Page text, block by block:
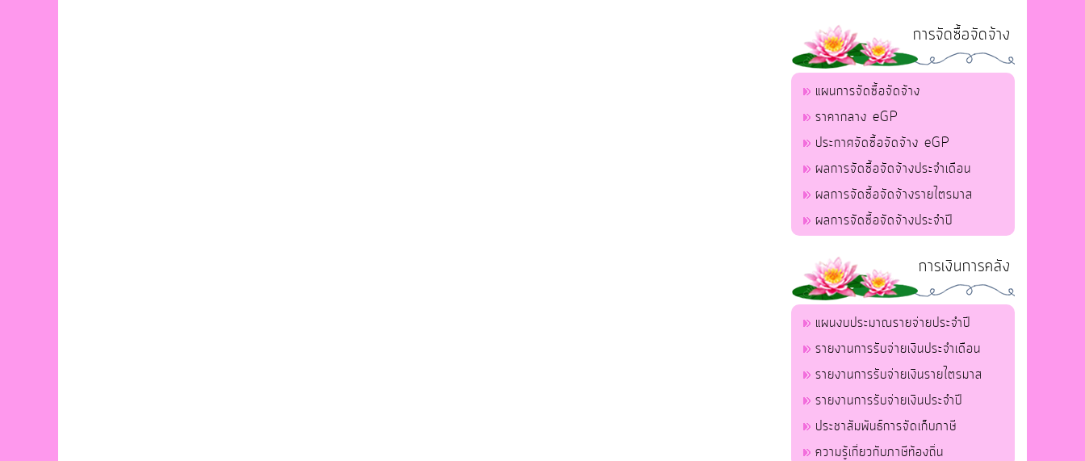
การจัดซื้อจัดจ้าง
แผนการจัดซื้อจัดจ้าง
ราคากลาง eGP
ประกาศจัดซื้อจัดจ้าง eGP
ผลการจัดซื้อจัดจ้างประจำเดือน
ผลการจัดซื้อจัดจ้างรายไตรมาส
ผลการจัดซื้อจัดจ้างประจำปี
การเงินการคลัง
แผนงบประมาณรายจ่ายประจำปี
รายงานการรับจ่ายเงินประจำเดือน
รายงานการรับจ่ายเงินรายไตรมาส
รายงานการรับจ่ายเงินประจำปี
ประชาสัมพันธ์การจัดเก็บภาษี
ความรู้เกี่ยวกับภาษีท้องถิ่น